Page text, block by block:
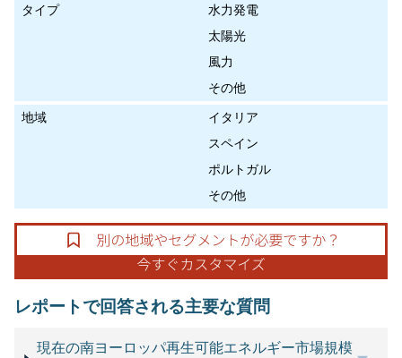
タイプ
水力発電
太陽光
風力
その他
地域
イタリア
スペイン
ポルトガル
その他
レポートで回答される主要な質問
現在の南ヨーロッパ再生可能エネルギー市場規模